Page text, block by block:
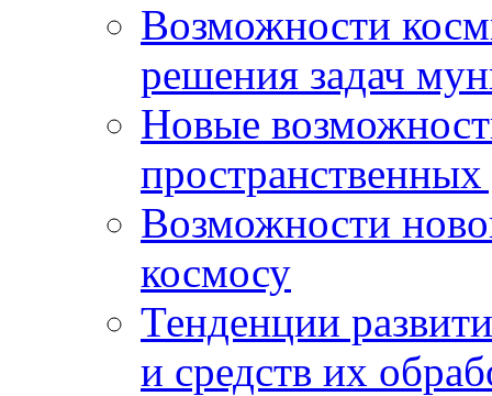
Возможности
решения задач
Новые
Возможности
космосу
Тенденции
и средств их